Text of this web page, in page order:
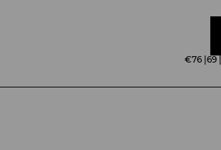
(…) sehr ansprechend. Die
Amüsement und gelungene
€76 69